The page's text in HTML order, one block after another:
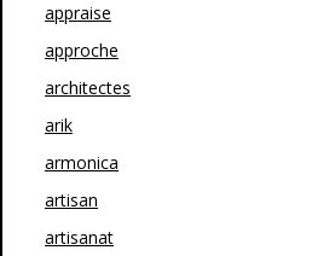
appraise
approche
architectes
arik
armonica
artisan
artisanat